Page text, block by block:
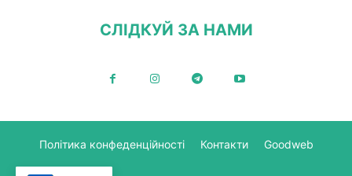
СЛІДКУЙ ЗА НАМИ
Політика конфеденційності Контакти Goodweb